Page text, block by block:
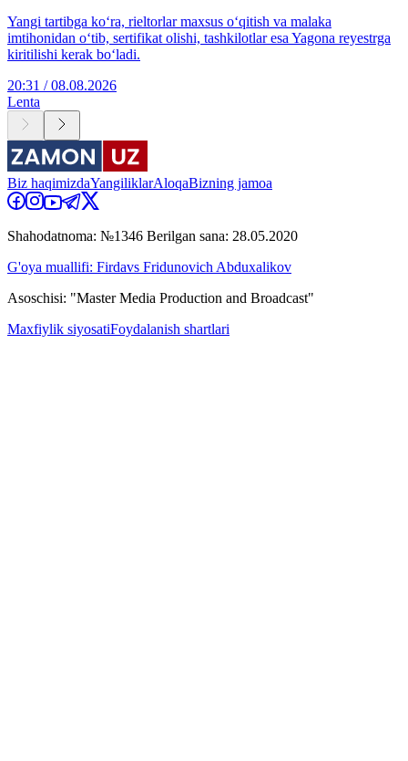
Yangi tartibga ko‘ra, rieltorlar maxsus o‘qitish va malaka
imtihonidan o‘tib, sertifikat olishi, tashkilotlar esa Yagona reyestrga
kiritilishi kerak bo‘ladi.
20:31 / 08.08.2026
Lenta
Biz haqimizdaYangiliklarAloqaBizning jamoa
Shahodatnoma: №1346 Berilgan sana: 28.05.2020
G'oya muallifi: Firdavs Fridunovich Abduxalikov
Asoschisi: "Master Media Production and Broadcast"
Maxfiylik siyosatiFoydalanish shartlari